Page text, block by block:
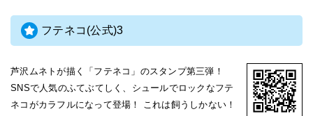
フテネコ(公式)3
芦沢ムネトが描く「フテネコ」のスタンプ第三弾！
SNSで人気のふてぶてしく、シュールでロックなフテ
ネコがカラフルになって登場！ これは飼うしかない！